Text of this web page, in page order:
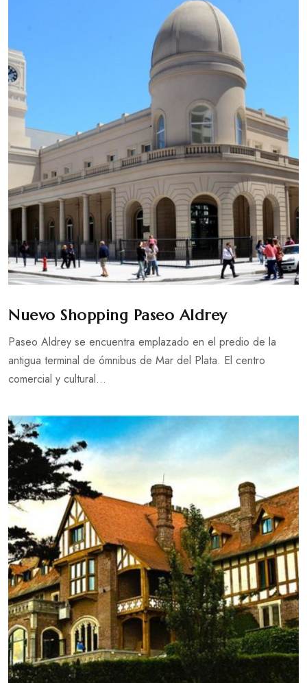
Nuevo Shopping Paseo Aldrey
Paseo Aldrey se encuentra emplazado en el predio de la
antigua terminal de ómnibus de Mar del Plata. El centro
comercial y cultural...